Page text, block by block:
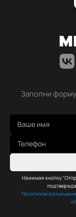
Заполни
Нажимая кнопку
Политикой в